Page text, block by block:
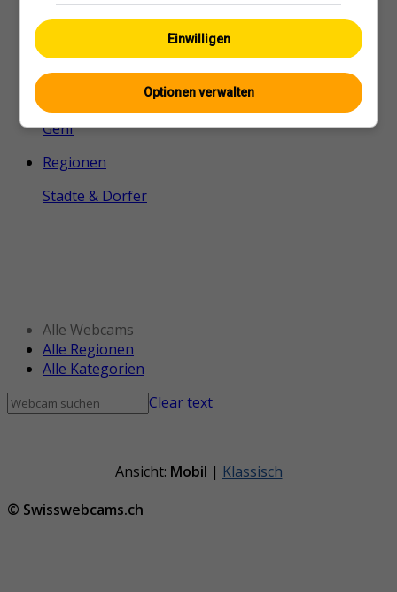
Zurück zu
Genf
Regionen
Städte & Dörfer
Alle Webcams
Alle Regionen
Alle Kategorien
Clear text
Ansicht: Mobil | Klassisch
© Swisswebcams.ch
Einwilligen
Optionen verwalten